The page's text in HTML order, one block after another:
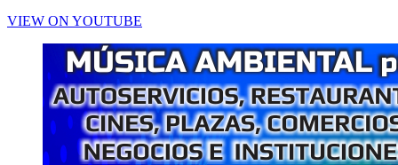
VIEW ON YOUTUBE